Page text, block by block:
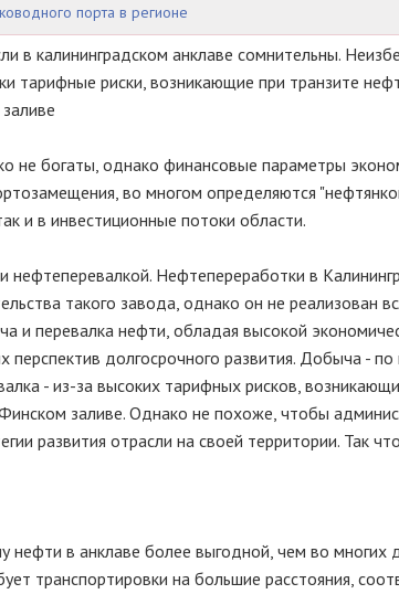
порта в регионе
в калининградском анклаве сомнительны.
тарифные риски, возникающие при транзите
не богаты, однако финансовые параметры
во многом определяются
и в инвестиционные потоки области.
Нефтепереработки в
такого завода, однако он не реализован
и перевалка нефти, обладая высокой
перспектив долгосрочного развития. Добыча - по
- из-за высоких тарифных рисков,
заливе. Однако не похоже, чтобы
развития отрасли на своей территории. Так
в анклаве более выгодной, чем во многих
транспортировки на большие расстояния,